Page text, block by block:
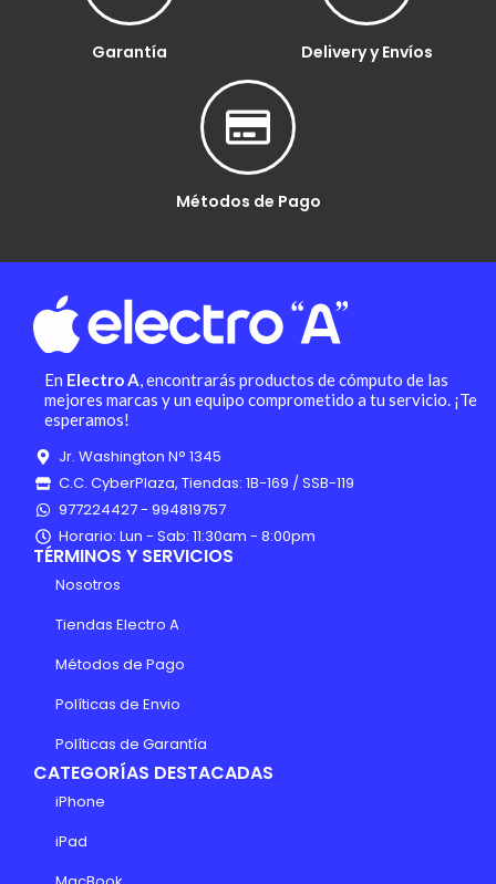
Garantía Delivery y Envíos
Métodos de Pago
En Electro A, encontrarás productos de cómputo de las
mejores marcas y un equipo comprometido a tu servicio. ¡Te
esperamos!
Jr. Washington N° 1345
C.C. CyberPlaza, Tiendas: 1B-169 / SSB-119
977224427 - 994819757
Horario: Lun - Sab: 11:30am - 8:00pm
TÉRMINOS Y SERVICIOS
Nosotros
Tiendas Electro A
Métodos de Pago
Políticas de Envio
Políticas de Garantía
CATEGORÍAS DESTACADAS
iPhone
iPad